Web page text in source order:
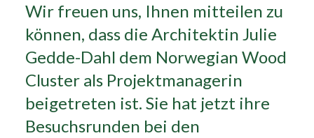
KONTAKTIEREN UNS
Search
Wir freuen uns, Ihnen mitteilen zu
können, dass die Architektin Julie
Gedde-Dahl dem Norwegian Wood
Cluster als Projektmanagerin
beigetreten ist. Sie hat jetzt ihre
Besuchsrunden bei den